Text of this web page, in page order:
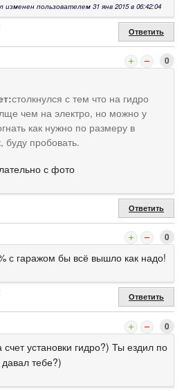
пользователем 31 янв 2015 в 06:42:04
Ответить
0
столкнулся с тем что на гидро
чем на электро, но можно у
как нужно по размеру в
буду пробовать.
с фото
Ответить
0
с гаражом бы всё вышло как надо!
Ответить
0
счет установки гидро?) Ты ездил по
тебе?)